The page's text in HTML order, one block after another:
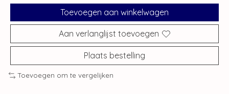
Toevoegen aan winkelwagen
Aan verlanglijst toevoegen
Plaats bestelling
Toevoegen om te vergelijken